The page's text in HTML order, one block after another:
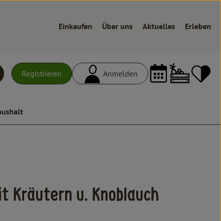
Einkaufen Über uns Aktuelles Erleben
Registrieren Anmelden
Kräutern u. Knoblauch